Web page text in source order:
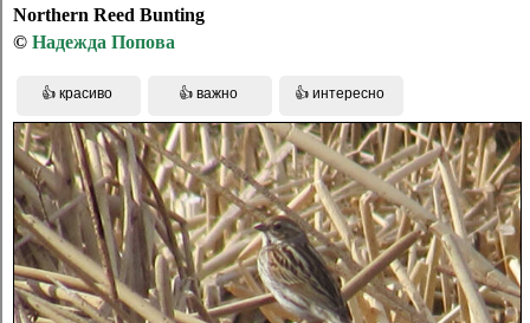
Northern Reed Bunting
© Надежда Попова